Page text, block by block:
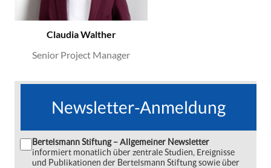
Claudia Walther
Senior Project Manager
Newsletter-Anmeldung
Bertelsmann Stiftung – Allgemeiner Newsletter
informiert monatlich über zentrale Studien, Ereignisse
und Publikationen der Bertelsmann Stiftung sowie über